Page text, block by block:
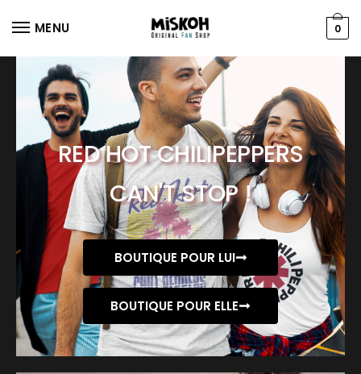
MENU 0
RED HOT CHILIPEPPERS
CAN'T STOP !
BOUTIQUE POUR LUI
BOUTIQUE POUR ELLE